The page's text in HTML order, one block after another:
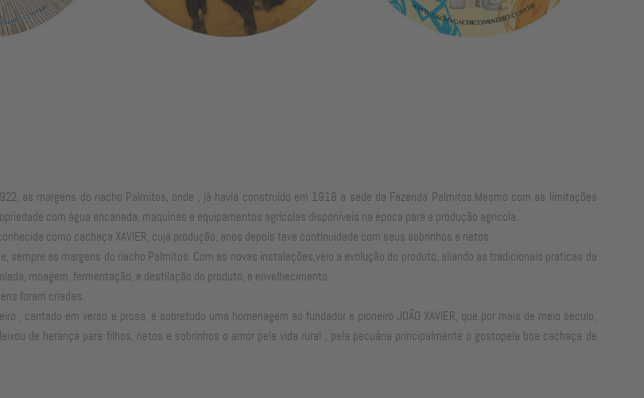
as margens do riacho Palmitos, onde , já havia construído em 1918 a sede da Fazenda Palmitos.Mesmo com as limitações
com água encanada, maquinas e equipamentos agrícolas disponíveis na época para a produção agrícola.
como cachaça XAVIER, cuja produção, anos depois teve continuidade com seus sobrinhos e netos.
as margens do riacho Palmitos. Com as novas instalações,veio a evolução do produto, aliando as tradicionais praticas da
moagem, fermentação, e destilação do produto, e envelhecimento.
foram criadas.
, cantado em verso e prosa, e sobretudo uma homenagem ao fundador e pioneiro JOÃO XAVIER, que por mais de meio século,
de herança para filhos, netos e sobrinhos o amor pela vida rural , pela pecuária principalmente o gostopela boa cachaça de